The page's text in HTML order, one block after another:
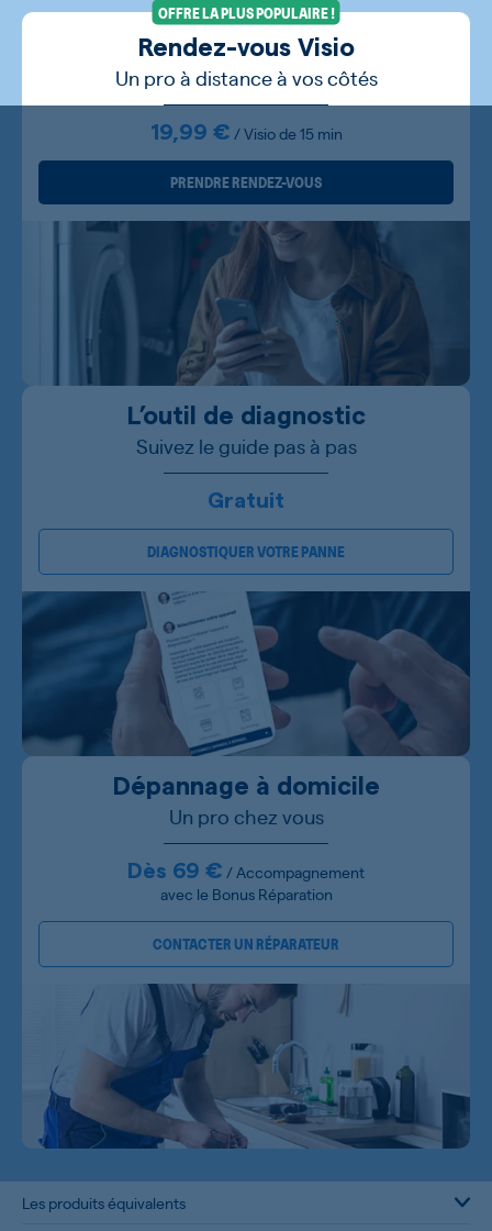
OFFRE LA PLUS POPULAIRE !
Rendez-vous Visio
Un pro à distance à vos côtés
19,99 € / Visio de 15 min
PRENDRE RENDEZ-VOUS
L’outil de diagnostic
Suivez le guide pas à pas
Gratuit
DIAGNOSTIQUER VOTRE PANNE
Dépannage à domicile
Un pro chez vous
Dès 69 € / Accompagnement
avec le Bonus Réparation
CONTACTER UN RÉPARATEUR
Les produits équivalents